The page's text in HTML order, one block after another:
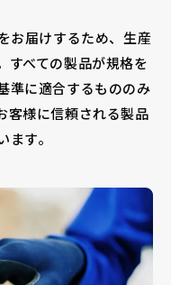
お届けするため、生産
すべての製品が規格を
準に適合するもののみ
客様に信頼される製品
す。